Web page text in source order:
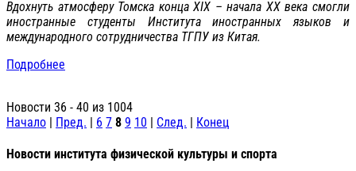
Вдохнуть атмосферу Томска конца XIX – начала XX века смогли
иностранные студенты Института иностранных языков и
международного сотрудничества ТГПУ из Китая.
Подробнее
Новости 36 - 40 из 1004
Начало | Пред. | 6 7 8 9 10 | След. | Конец
Новости института физической культуры и спорта